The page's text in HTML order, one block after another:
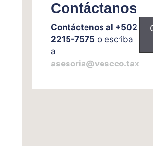
Contáctanos
Contáctenos al +502
2215-7575 o escriba
a
asesoria@vescco.tax